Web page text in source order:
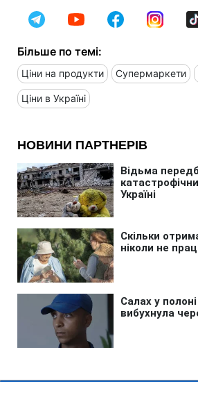
Більше по темі:
Ціни на продукти Супермаркети
Ціни в Україні